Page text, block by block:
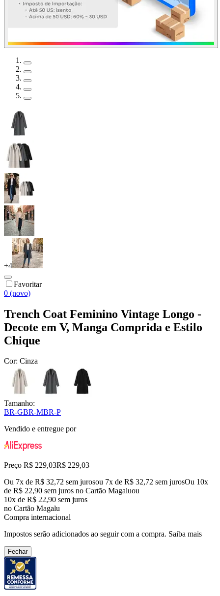
+4
Favoritar
0 (novo)
Trench Coat Feminino Vintage Longo -
Decote em V, Manga Comprida e Estilo
Chique
Cor: Cinza
Tamanho:
BR-GBR-MBR-P
Vendido e entregue por
Preço R$ 229,03R$ 229,03
Ou 7x de R$ 32,72 sem jurosou 7x de R$ 32,72 sem jurosOu 10x
de R$ 22,90 sem juros no Cartão Magaluou
10x de R$ 22,90 sem juros
no Cartão Magalu
Compra internacional
Impostos serão adicionados ao seguir com a compra. Saiba mais
Fechar